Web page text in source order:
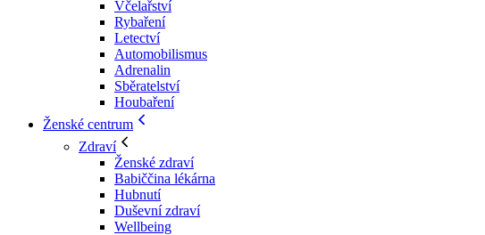
Včelařství
Rybaření
Letectví
Automobilismus
Adrenalin
Sběratelství
Houbaření
Ženské centrum
Zdraví
Ženské zdraví
Babiččina lékárna
Hubnutí
Duševní zdraví
Wellbeing